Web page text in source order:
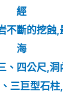
經
不斷的挖蝕,
海
、四公尺,洞
三巨型石柱